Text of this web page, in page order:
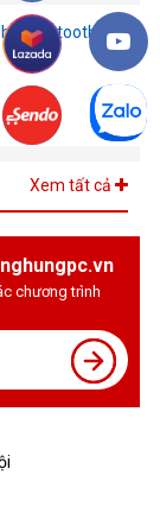
Bluetooth
Xem tất cả
chương trình